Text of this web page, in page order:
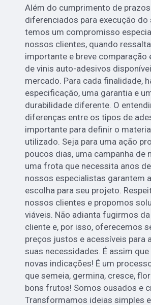
Além do cumprimento de prazos
diferenciados para execução do
temos um compromisso
nossos clientes, quando
importante e breve comparação
de vinis auto-adesivos
mercado. Para cada finalidade,
especificação, uma garantia e
durabilidade diferente. O
diferenças entre os tipos de
importante para definir o
utilizado. Seja para uma ação
poucos dias, uma campanha de
uma frota que necessita anos
nossos especialistas garantem
escolha para seu projeto.
nossos clientes e propomos
viáveis. Não adianta fugirmos
cliente e, por isso, oferecemos
preços justos e acessíveis para
suas necessidades. É assim
novas indicações! É um
que semeia, germina, cresce,
bons frutos! Somos ousados e
Transformamos ideias simples